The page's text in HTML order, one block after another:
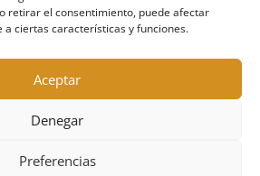
retirar el consentimiento, puede afectar
a ciertas características y funciones.
Aceptar
Denegar
Preferencias
CAZA ACERO
CAZA SIN PLOMO
DE CAZA Y COMPACK
ALTA COMPETICIÓN
ACERO